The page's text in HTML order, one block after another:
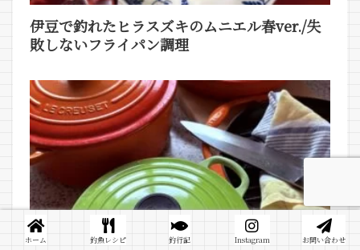
伊豆で釣れたヒラスズキのムニエル春ver./失
敗しないフライパン調理
ホーム 釣魚レシピ 釣行記 Instagram お問い合わせ